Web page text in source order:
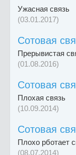
Ужасная связь
(03.01.2017)
Сотовая
Прерывистая
(01.08.2016)
Сотовая
Плохая связь
(10.09.2014)
Сотовая
Плохо рботает
(08.07.2014)